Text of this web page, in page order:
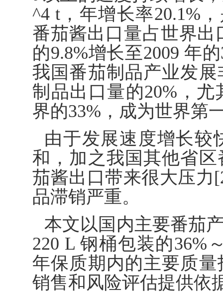
^4 t，年增长率20.1%
番茄酱出口量占世界出
的9.8%增长至2009 年
我国番茄制品产业发
制品出口量的20%，
界的33%，成为世界第
由于发展速度增长较
和，加之我国其他省
茄酱出口带来很大压力
品滞销严重。
本文以国内主要番茄
220 L 钢桶包装的36%
年保质期内的主要质
销售和风险评估提供依